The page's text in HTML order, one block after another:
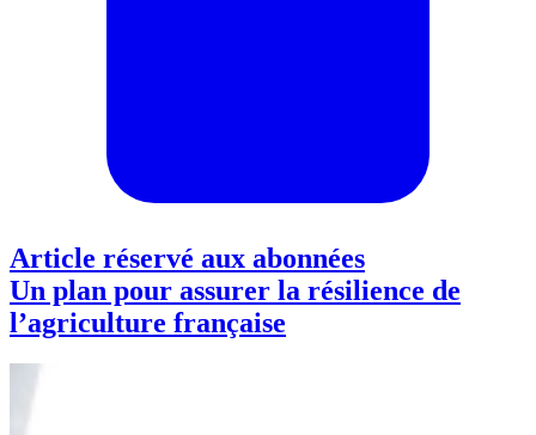
Article réservé aux abonnées
Un plan pour assurer la résilience de
l’agriculture française